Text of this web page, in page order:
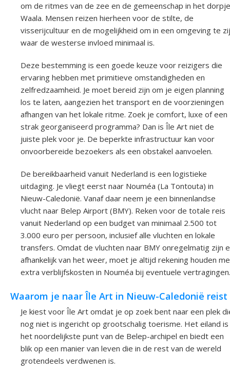
om de ritmes van de zee en de gemeenschap in het dorpje
Waala. Mensen reizen hierheen voor de stilte, de
visserijcultuur en de mogelijkheid om in een omgeving te
waar de westerse invloed minimaal is.
Deze bestemming is een goede keuze voor reizigers die
ervaring hebben met primitieve omstandigheden en
zelfredzaamheid. Je moet bereid zijn om je eigen planning
los te laten, aangezien het transport en de voorzieningen
afhangen van het lokale ritme. Zoek je comfort, luxe of een
strak georganiseerd programma? Dan is Île Art niet de
juiste plek voor je. De beperkte infrastructuur kan voor
onvoorbereide bezoekers als een obstakel aanvoelen.
De bereikbaarheid vanuit Nederland is een logistieke
uitdaging. Je vliegt eerst naar Nouméa (La Tontouta) in
Nieuw-Caledonië. Vanaf daar neem je een binnenlandse
vlucht naar Belep Airport (BMY). Reken voor de totale reis
vanuit Nederland op een budget van minimaal 2.500 tot
3.000 euro per persoon, inclusief alle vluchten en lokale
transfers. Omdat de vluchten naar BMY onregelmatig zijn
afhankelijk van het weer, moet je altijd rekening houden
extra verblijfskosten in Nouméa bij eventuele vertragingen.
Waarom je naar Île Art in Nieuw-Caledonië reist
Je kiest voor Île Art omdat je op zoek bent naar een plek
nog niet is ingericht op grootschalig toerisme. Het eiland is
het noordelijkste punt van de Belep-archipel en biedt een
blik op een manier van leven die in de rest van de wereld
grotendeels verdwenen is.